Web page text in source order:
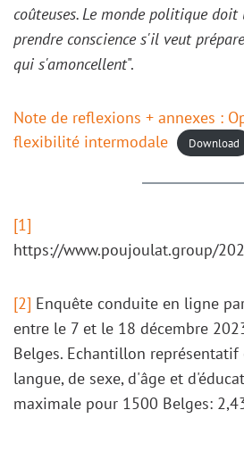
coûteuses. Le monde politique
prendre conscience s'il veut
qui s'amoncellent".
Note de reflexions + annexes :
flexibilité intermodale
Download
[1]
https://www.poujoulat.group/
[2] Enquête conduite en ligne
entre le 7 et le 18 décembre
Belges. Echantillon représentatif
langue, de sexe, d'âge et
maximale pour 1500 Belges: